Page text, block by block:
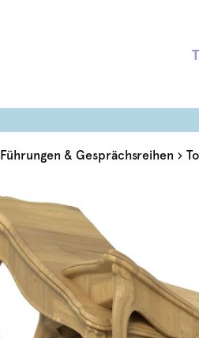
Führungen & Gesprächsreihen